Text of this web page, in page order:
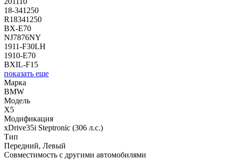
18-341250
R18341250
BX-E70
NJ7876NY
1911-F30LH
1910-E70
BXIL-F15
показать еще
Марка
BMW
Модель
X5
Модификация
xDrive35i Steptronic (306 л.с.)
Тип
Передний, Левый
Совместимость с другими автомобилями